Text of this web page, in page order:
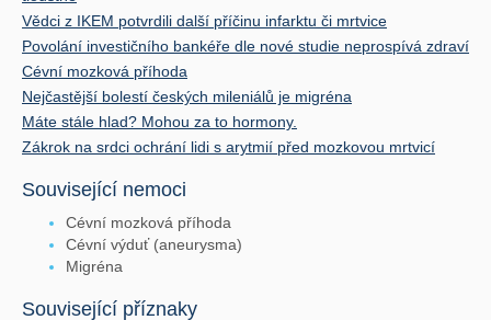
Vědci z IKEM potvrdili další příčinu infarktu či mrtvice
Povolání investičního bankéře dle nové studie neprospívá zdraví
Cévní mozková příhoda
Nejčastější bolestí českých mileniálů je migréna
Máte stále hlad? Mohou za to hormony.
Zákrok na srdci ochrání lidi s arytmií před mozkovou mrtvicí
Související nemoci
Cévní mozková příhoda
Cévní výduť (aneurysma)
Migréna
Související příznaky